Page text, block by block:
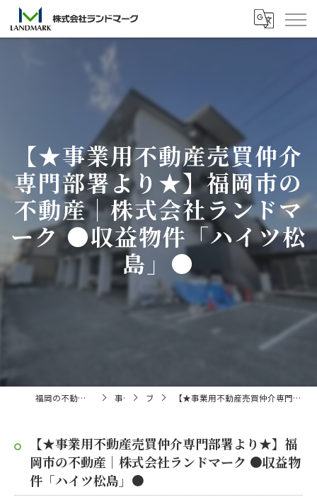
【★事業用不動産売買仲介
専門部署より★】福岡市の
不動産｜株式会社ランドマ
ーク ●収益物件「ハイツ松
島」●
福岡の不動産売買・仲介なら株式会社ランドマーク 事業内容 ブログ 【★事業用不動産売買仲介専門部署より★】福岡市の不動産｜株式会社ランドマーク ●収益物件「ハイツ松島」●
【★事業用不動産売買仲介専門部署より★】福
岡市の不動産｜株式会社ランドマーク ●収益物
件「ハイツ松島」●